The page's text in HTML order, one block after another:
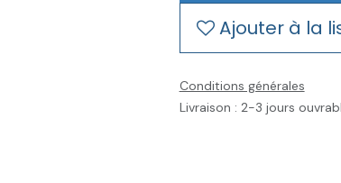
Ajouter à la
Conditions générales
Livraison : 2-3 jours